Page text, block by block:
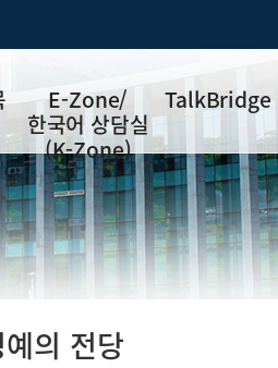
]
E-Zone/
한국어 상담실
(K-Zone)
E-Zone
E-Clinic
W-Clinic
(K-Zone)
TalkBridge
TalkBridge 소개
비교과프로그램
‘TalkBridge’
English Debate
Competition
의 전당